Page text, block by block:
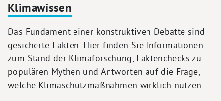
Klimawissen
Das Fundament einer konstruktiven Debatte sind
gesicherte Fakten. Hier finden Sie Informationen
zum Stand der Klimaforschung, Faktenchecks zu
populären Mythen und Antworten auf die Frage,
welche Klimaschutzmaßnahmen wirklich nützen